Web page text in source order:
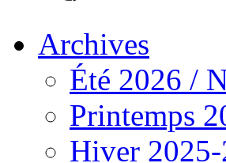
Archives
Été 2026 /
Printemps
Hiver